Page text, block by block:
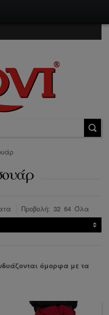
Προβολή: 32 64 Όλα
όμορφα με τα